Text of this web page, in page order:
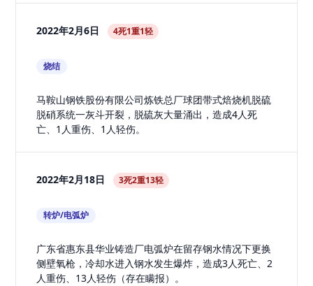
2022年2月6日 4死1重1轻
烧结
马鞍山钢铁股份有限公司炼铁总厂球团带式焙烧机脱硫
脱硝系统一灰斗开裂，脱硫灰大量涌出，造成4人死
亡、1人重伤、1人轻伤。
2022年2月18日 3死2重13轻
转炉/电弧炉
广东省惠东县华业铸造厂电弧炉在留存钢水情况下更换
侧壁氧枪，冷却水进入钢水发生爆炸，造成3人死亡、2
人重伤、13人轻伤（存在瞒报）。